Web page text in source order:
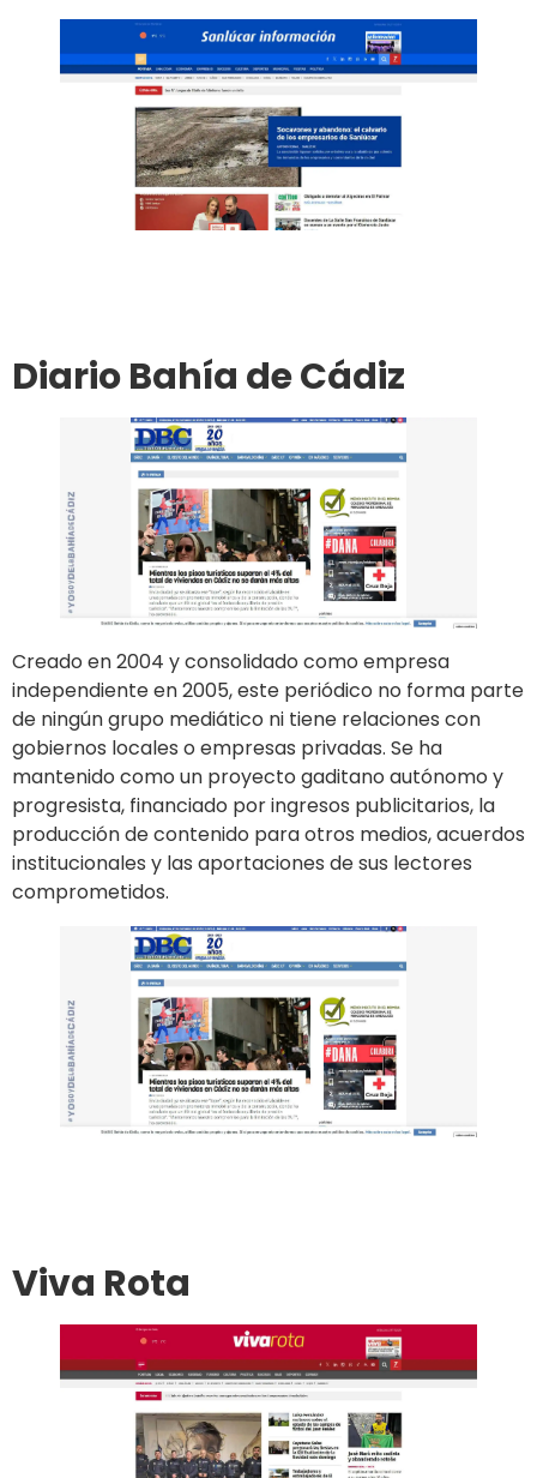
Diario Bahía de Cádiz
Creado en 2004 y consolidado como empresa
independiente en 2005, este periódico no forma parte
de ningún grupo mediático ni tiene relaciones con
gobiernos locales o empresas privadas. Se ha
mantenido como un proyecto gaditano autónomo y
progresista, financiado por ingresos publicitarios, la
producción de contenido para otros medios, acuerdos
institucionales y las aportaciones de sus lectores
comprometidos.
Viva Rota